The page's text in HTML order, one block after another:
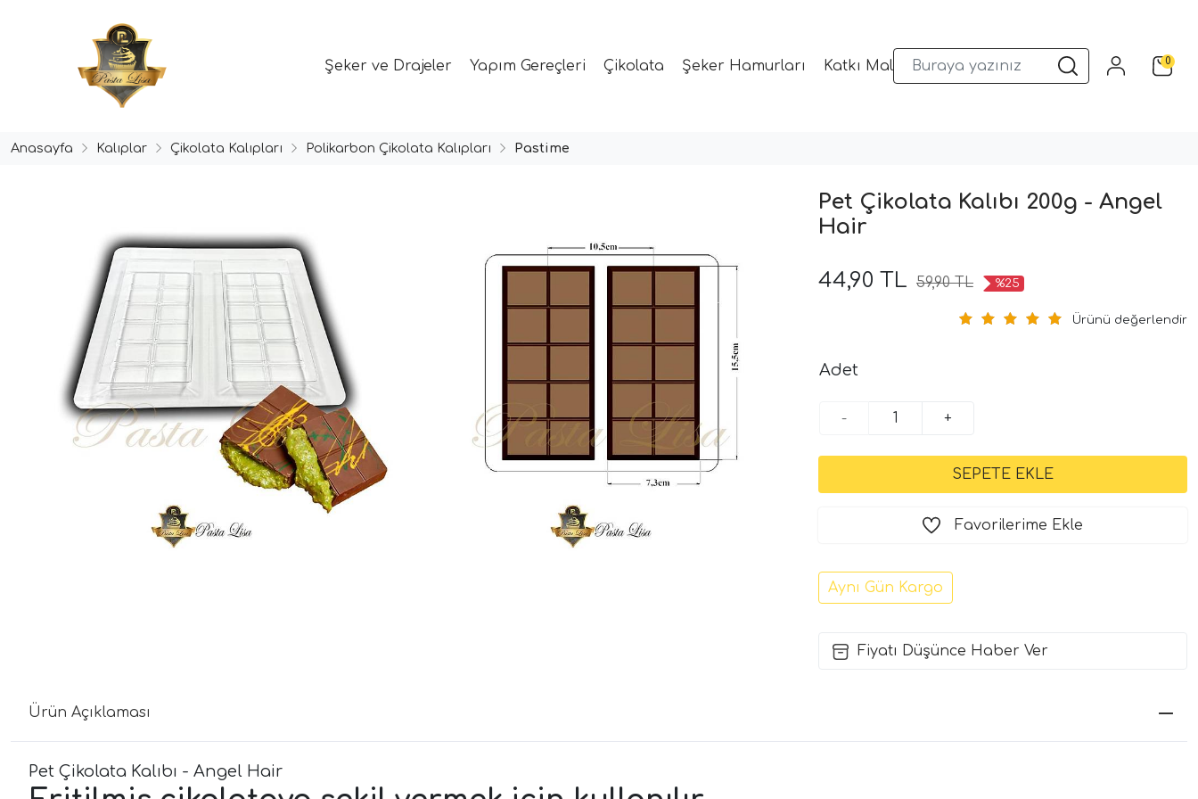
Şeker ve Drajeler Yapım Gereçleri Çikolata Şeker Hamurları Katkı Malzemeleri Sunum Gereçleri Kalıplar0
Anasayfa Kalıplar Çikolata Kalıpları Polikarbon Çikolata Kalıpları Pastime
Pet Çikolata Kalıbı 200g - Angel
Hair
44,90 TL 59,90 TL %25
Ürünü değerlendir
Adet
- +
Favorilerime Ekle
Aynı Gün Kargo
Fiyatı Düşünce Haber Ver
Ürün Açıklaması
Pet Çikolata Kalıbı - Angel Hair